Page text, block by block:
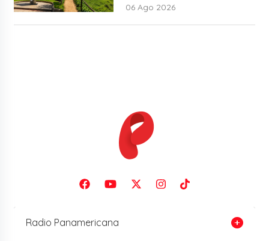
06 Ago 2026
Radio Panamericana